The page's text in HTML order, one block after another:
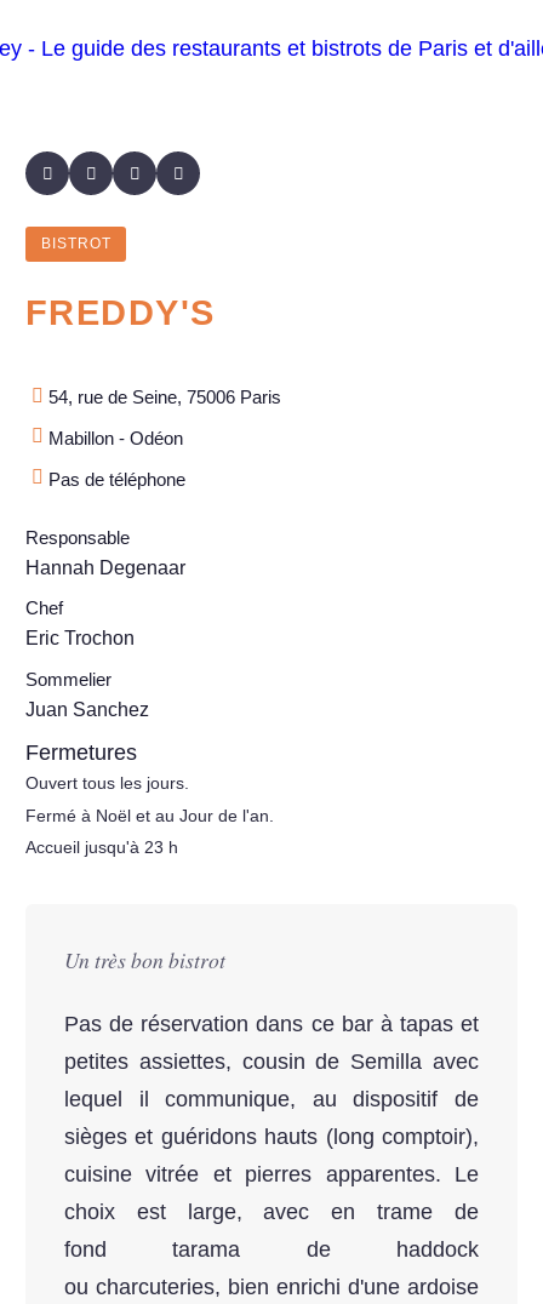
BISTROT
FREDDY'S
54, rue de Seine, 75006 Paris
Mabillon - Odéon
Pas de téléphone
Responsable
Hannah Degenaar
Chef
Eric Trochon
Sommelier
Juan Sanchez
Fermetures
Ouvert tous les jours.
Fermé à Noël et au Jour de l'an.
Accueil jusqu'à 23 h
Un très bon bistrot
Pas de réservation dans ce bar à tapas et
petites assiettes, cousin de Semilla avec
lequel il communique, au dispositif de
sièges et guéridons hauts (long comptoir),
cuisine vitrée et pierres apparentes. Le
choix est large, avec en trame de
fond tarama de haddock
ou charcuteries, bien enrichi d'une ardoise